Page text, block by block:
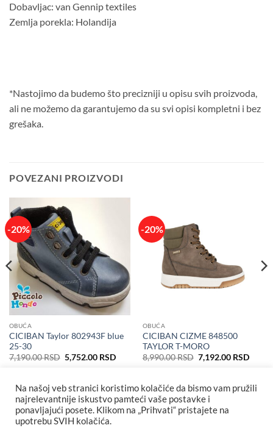
Dobavljac: van Gennip textiles
Zemlja porekla: Holandija
*Nastojimo da budemo što precizniji u opisu svih proizvoda,
ali ne možemo da garantujemo da su svi opisi kompletni i bez
grešaka.
POVEZANI PROIZVODI
-20%
OBUĆA
CICIBAN Taylor 802943F blue
25-30
7,190.00RSD Originalna
cena
7,190.00 RSD.
5,752.00 RSDTrenutna
-20%
OBUĆA
CICIBAN CIZME 848500
TAYLOR T-MORO
8,990.00RSD Originalna
cena
8,990.00 RSD.
7,192.00 RSD
Na našoj veb stranici koristimo kolačiće da bismo vam pružili
najrelevantnije iskustvo pamteći vaše postavke i
ponavljajući posete. Klikom na „Prihvati“ pristajete na
upotrebu SVIH kolačića.